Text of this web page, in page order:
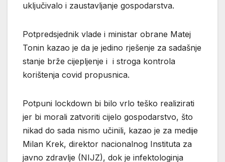
uključivalo i zaustavljanje gospodarstva.
Potpredsjednik vlade i ministar obrane Matej
Tonin kazao je da je jedino rješenje za sadašnje
stanje brže cijepljenje i i stroga kontrola
korištenja covid propusnica.
Potpuni lockdown bi bilo vrlo teško realizirati
jer bi morali zatvoriti cijelo gospodarstvo, što
nikad do sada nismo učinili, kazao je za medije
Milan Krek, direktor nacionalnog Instituta za
javno zdravlje (NIJZ), dok je infektologinja